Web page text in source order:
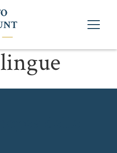
Apri
menu
lingue